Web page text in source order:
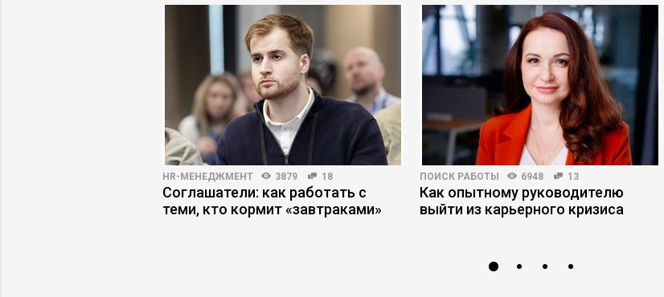
HR-МЕНЕДЖМЕНТ 3879 18
Соглашатели: как работать с
теми, кто кормит «завтраками»
ПОИСК РАБОТЫ 6948 13
Как опытному руководителю
выйти из карьерного кризиса